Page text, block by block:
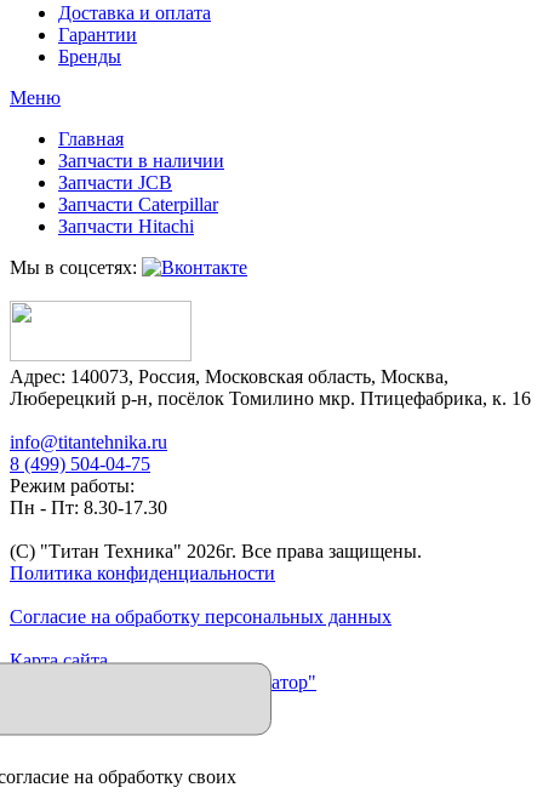
Доставка и оплата
Гарантии
Бренды
Меню
Главная
Запчасти в наличии
Запчасти JCB
Запчасти Caterpillar
Запчасти Hitachi
Мы в соцсетях:
Адрес: 140073, Россия, Московская область, Москва,
Люберецкий р-н, посёлок Томилино мкр. Птицефабрика, к. 16
info@titantehnika.ru
8 (499) 504-04-75
Режим работы:
Пн - Пт: 8.30-17.30
(C) "Титан Техника" 2026г. Все права защищены.
Политика конфиденциальности
Согласие на обработку персональных данных
Карта сайта
Продвижение сайта "Иллюминатор"
на обработку своих